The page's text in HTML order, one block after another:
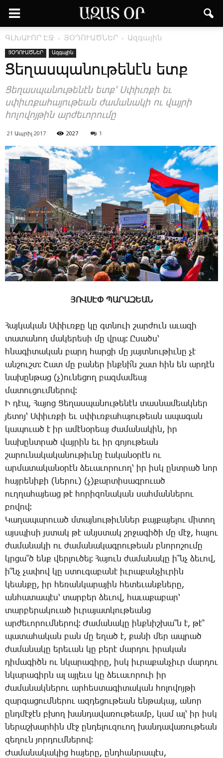
ԳԼԽԱՒՈՐ ԷՋ ՅՕԴՈՒԱԾՆԵՐ Ազգային
ՅՕԴՈՒԱԾՆԵՐ Ազգային
­Ցե­ղաս­պա­նու­թե­նէն ետք
­Ցե­ղաս­պա­նու­թե­նէն ետք՝ Ս­փիւռ­քի եւ
սփիւռ­քա­հա­յու­թեան ժա­մա­նա­կի ու վայ­րի
հո­լո­վոյ­թին ար­ժե­ւո­րու­մը
21 Ապրիլ 2017 2027 1
ՅՈՎՍԷՓ ՊԱՐԱԶԵԱՆ
­Հայ­կա­կան Ս­փիւռ­քը կը գտնո­ւի շար­ժուն ա­ւա­զի
տա­տա­նող մա­կե­րե­սի մը վրայ։ Ը­սածս՝
հնա­գի­տա­կան բարդ հար­ցի մը յայտ­նու­թիւ­նը չէ
ան­շուշտ։ ­Շատ մը բա­ներ ինք­նի՛ն շատ հին են ար­դէն
նա­խըն­թաց (չ­)ու­նե­ցող բազ­մա­մեայ
մա­տու­ցում­նե­րով։
Ի դէպ, ­Հա­յոց ­Ցե­ղաս­պա­նու­թե­նէն տաս­նա­մեակ­ներ
յե­տոյ՝ Ս­փիւռ­քի եւ սփիւռ­քա­հա­յու­թեան ա­պա­գան
կա­պո­ւած է իր ա­մէ­նօ­րեայ ժա­մա­նա­կին, իր
նա­խընտ­րած վայ­րին եւ իր գո­յու­թեան
շա­րու­նա­կա­կա­նու­թիւ­նը էա­կա­նօ­րէն ու
ար­մա­տա­կա­նօ­րէն ձե­ւա­ւո­րո­ւող՝ իր իսկ ընտ­րած նոր
հայ­րե­նի­քի (նե­րու) (չ)­քար­տի­սագ­րո­ւած
ուղ­ղա­հա­յեաց թէ հո­րի­զո­նա­կան սահ­ման­նե­րու
բո­վով։
­Կա­ղա­պա­րո­ւած մտայ­նու­թիւն­ներ քայ­քա­յե­լու մի­տող
այս­պի­սի յստակ թէ անյս­տակ շրջա­գի­ծի մը մէջ, հա­յու
ժա­մա­նա­կի ու ժա­մա­նա­կագ­րու­թեան բնո­րո­շու­մը
կրցա՞ծ ենք վեր­լու­ծել։ ­Հա­յուն ժա­մա­նա­կը ի՞նչ ձե­ւով,
ի՞նչ չա­փով կը ստու­գա­բա­նէ իւ­րա­քան­չիւ­րին
կեան­քը, իր հե­ռան­կա­րա­յին հե­տե­ւանք­նե­րը,
ան­հա­տա­պէս՝ տար­բեր ձե­ւով, հա­ւա­քա­բար՝
տար­բե­րա­կուած իւ­րա­յատ­կու­թեանց
ար­ժե­ւո­րում­նե­րով։ ­Ժա­մա­նա­կը ինք­նիշ­խա՞ն է, թէ՞
պա­տա­հա­կան բան մը ե­ղած է, քա­նի մեր ապ­րած
ժա­մա­նա­կը ե­րե­ւան կը բե­րէ մար­դու ի­րա­կան
դի­մա­գիծն ու նկա­րա­գի­րը, իսկ իւ­րա­քան­չիւր մար­դու
նկա­րա­գիրն ալ այ­լեւս կը ձե­ւա­ւո­րո­ւի իր
ժա­մա­նակ­նե­րու ար­հես­տա­գի­տա­կան հո­լո­վոյ­թի
զար­գա­ցում­նե­րու ազ­դե­ցու­թեան են­թա­կայ, ա­նոր
ընդ­մէ­ջէն բխող խան­դա­վա­ռու­թեամբ, կամ ալ՝ իր իսկ
նե­րաշ­խար­հին մէջ ըն­դե­լու­զո­ւող խան­դա­վա­ռու­թեան
զե­ղուն յոր­դում­նե­րով։
­Ժա­մա­նա­կա­կից հա­յե­րը, ընդ­հան­րա­պէս,